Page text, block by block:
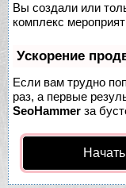
Вы создали или
комплекс
Ускорение
Если вам трудно
раз, а первые
SeoHammer за